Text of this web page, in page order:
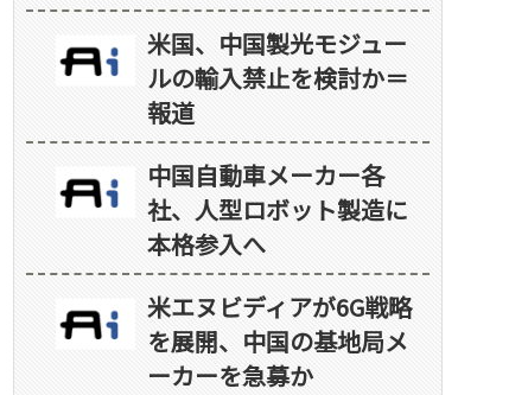
米国、中国製光モジュー
ルの輸入禁止を検討か＝
報道
中国自動車メーカー各
社、人型ロボット製造に
本格参入へ
米エヌビディアが6G戦略
を展開、中国の基地局メ
ーカーを急募か